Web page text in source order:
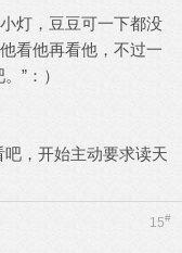
灯，豆豆可一下都没
看他再看他，不过一
”：）
吧，开始主动要求读天
15#